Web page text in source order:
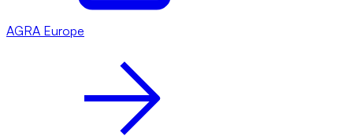
AGRA Europe